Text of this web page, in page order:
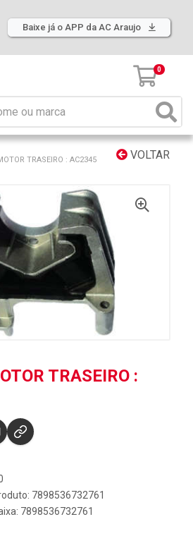
Baixe já o APP da AC Araujo
0
VOLTAR
TRASEIRO : AC2345
TRASEIRO :
7898536732761
7898536732761